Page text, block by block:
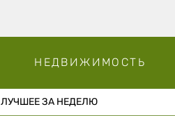
НЕДВИЖИМОСТЬ
ЛУЧШЕЕ ЗА НЕДЕЛЮ